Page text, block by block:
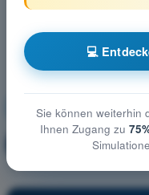
Luftrecht
🔒 PRO
💻
Sie können weiterhin
Ihnen Zugang zu